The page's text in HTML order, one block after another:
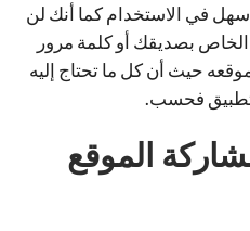
سهل في الاستخدام كما أنك لن
بصديقك أو كلمة مرور
حيث أن كل ما تحتاج إليه
فحسب.
الموقع